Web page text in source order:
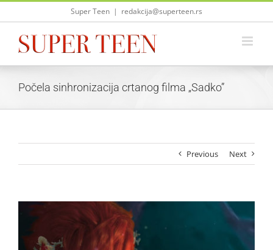
Skip
Super Teen | redakcija@superteen.rs
Počela sinhronizacija crtanog filma „Sadko”
Previous Next
View
Larger